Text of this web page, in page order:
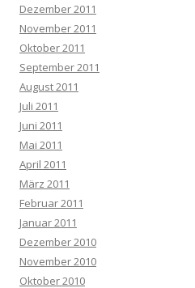
Dezember 2011
November 2011
Oktober 2011
September 2011
August 2011
Juli 2011
Juni 2011
Mai 2011
April 2011
März 2011
Februar 2011
Januar 2011
Dezember 2010
November 2010
Oktober 2010